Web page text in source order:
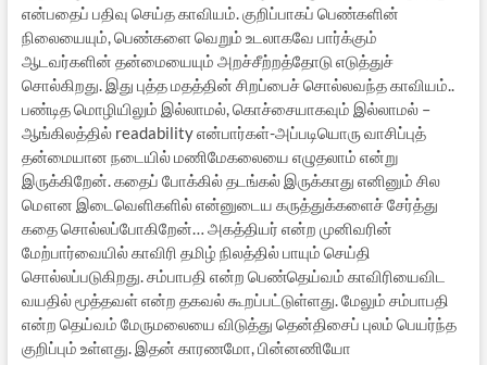
என்பதைப் பதிவு செய்த காவியம். குறிப்பாகப் பெண்களின்
நிலையையும், பெண்களை வெறும் உடலாகவே பார்க்கும்
ஆடவர்களின் தன்மையையும் அறச்சீற்றத்தோடு எடுத்துச்
சொல்கிறது. இது புத்த மதத்தின் சிறப்பைச் சொல்லவந்த காவியம்..
பண்டித மொழியிலும் இல்லாமல், கொச்சையாகவும் இல்லாமல் –
ஆங்கிலத்தில் readability என்பார்கள்-அப்படியொரு வாசிப்புத்
தன்மையான நடையில் மணிமேகலையை எழுதலாம் என்று
இருக்கிறேன். கதைப் போக்கில் தடங்கல் இருக்காது எனினும் சில
மௌன இடைவெளிகளில் என்னுடைய கருத்துக்களைச் சேர்த்து
கதை சொல்லப்போகிறேன்… அகத்தியர் என்ற முனிவரின்
மேற்பார்வையில் காவிரி தமிழ் நிலத்தில் பாயும் செய்தி
சொல்லப்படுகிறது. சம்பாபதி என்ற பெண்தெய்வம் காவிரியைவிட
வயதில் மூத்தவள் என்ற தகவல் கூறப்பட்டுள்ளது. மேலும் சம்பாபதி
என்ற தெய்வம் மேருமலையை விடுத்து தென்திசைப் புலம் பெயர்ந்த
குறிப்பும் உள்ளது. இதன் காரணமோ, பின்னணியோ